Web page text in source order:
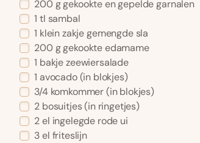
200 ggekookte en gepelde garnalen
1 tl sambal
1 klein zakjegemengde sla
200 ggekookte edamame
1 bakjezeewiersalade
1 avocado(in blokjes)
3/4 komkommer(in blokjes)
2 bosuitjes(in ringetjes)
2el ingelegde rode ui
3el friteslijn